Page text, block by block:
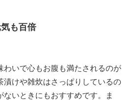
も百倍
わいで心もお腹も満たされるのが
漬けや雑炊はさっぱりしているの
ないときにもおすすめです。ま